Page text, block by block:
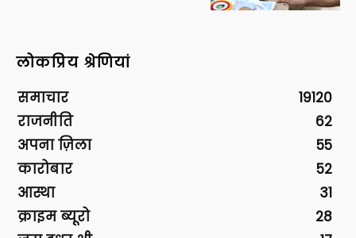
लोकप्रिय श्रेणियां
समाचार
19120
राजनीति
62
अपना ज़िला
55
कारोबार
52
आस्था
31
क्राइम ब्यूरो
28